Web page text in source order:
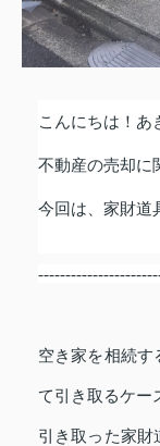
こんにちは！あ
不動産の売却に
今回は、家財道
空き家を相続す
て引き取るケー
引き取った家財